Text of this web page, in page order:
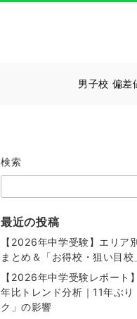
男子校 偏差
検索
最近の投稿
【2026年中学受験】エリア
まとめ＆「お得校・狙い目校
【2026年中学受験レポート
年比トレンド分析｜11年ぶ
ク」の影響